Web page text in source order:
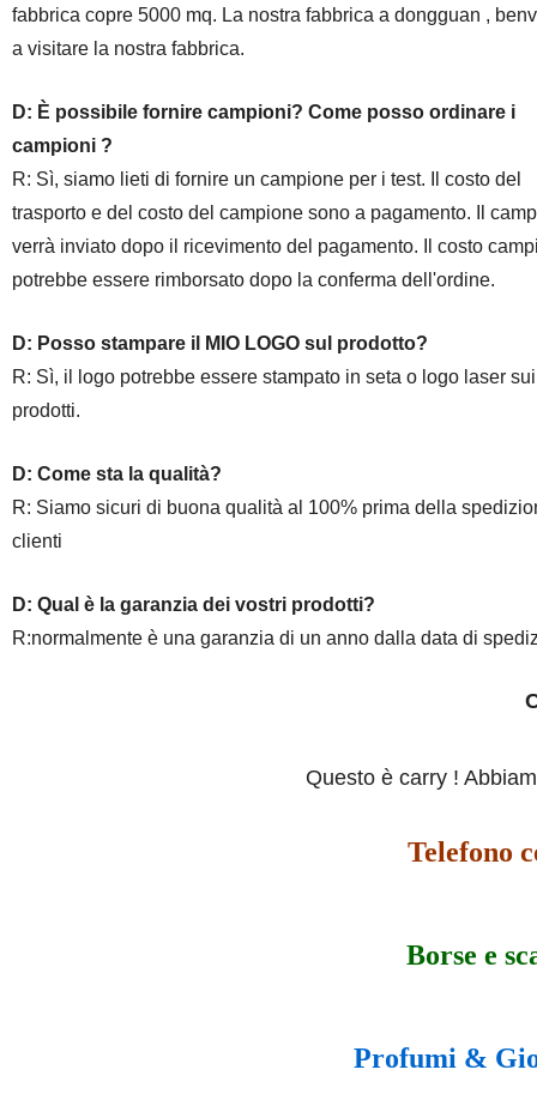
fabbrica copre 5000 mq. La nostra fabbrica a dongguan ,
a visitare la nostra fabbrica.
D: È possibile fornire campioni? Come posso ordinare i
campioni ?
R: Sì, siamo lieti di fornire un campione per i test. Il costo del
trasporto e del costo del campione sono a pagamento. Il
verrà inviato dopo il ricevimento del pagamento. Il costo
potrebbe essere rimborsato dopo la conferma dell'ordine.
D: Posso stampare il MIO LOGO sul prodotto?
R: Sì, il logo potrebbe essere stampato in seta o logo laser sui
prodotti.
D: Come sta la qualità?
R: Siamo sicuri di buona qualità al 100% prima della
clienti
D: Qual è la garanzia dei vostri prodotti?
R:normalmente è una garanzia di un anno dalla data di
Questo è carry !
Telefono
Borse e
Profumi &